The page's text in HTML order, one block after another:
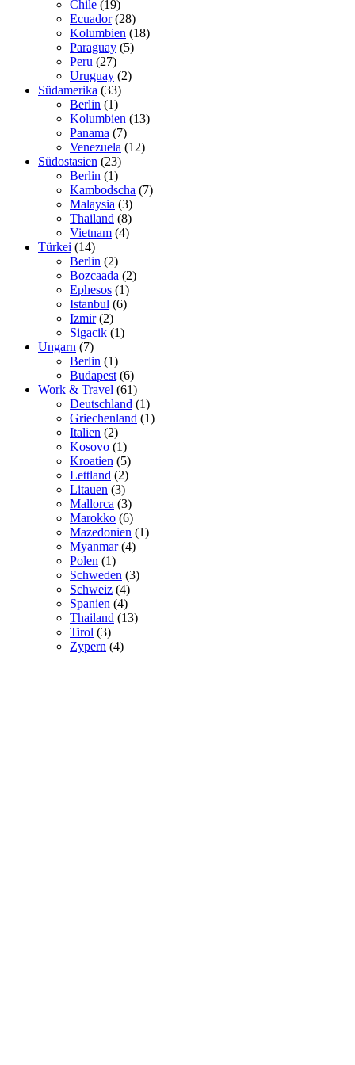
Chile (19)
Ecuador(28)
Kolumbien (18)
Paraguay (5)
Peru (27)
Uruguay (2)
Südamerika (33)
Berlin (1)
Kolumbien (13)
Panama (7)
Venezuela (12)
Südostasien (23)
Berlin (1)
Kambodscha (7)
Malaysia (3)
Thailand (8)
Vietnam (4)
Türkei (14)
Berlin (2)
Bozcaada (2)
Ephesos (1)
Istanbul (6)
Izmir(2)
Sigacik (1)
Ungarn (7)
Berlin (1)
Budapest (6)
Work & Travel (61)
Deutschland (1)
Griechenland (1)
Italien (2)
Kosovo (1)
Kroatien (5)
Lettland (2)
Litauen (3)
Mallorca (3)
Marokko (6)
Mazedonien (1)
Myanmar(4)
Polen (1)
Schweden (3)
Schweiz (4)
Spanien (4)
Thailand (13)
Tirol (3)
Zypern (4)